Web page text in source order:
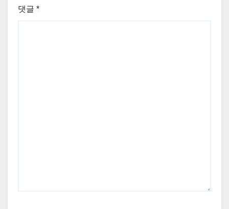
댓글 *